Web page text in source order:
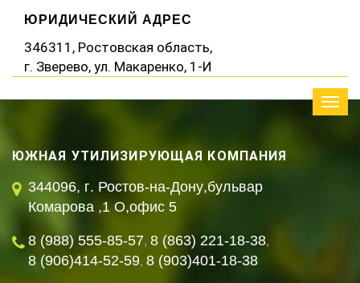
ЮРИДИЧЕСКИЙ АДРЕС
346311, Ростовская область,
г. Зверево, ул. Макаренко, 1-И
ЮЖНАЯ УТИЛИЗИРУЮЩАЯ КОМПАНИЯ
344096, г. Ростов-на-Дону,бульвар
Комарова ,1 О,офис 5
8 (988) 555-85-57, 8 (863) 221-18-38,
8 (906)414-52-59, 8 (903)401-18-38